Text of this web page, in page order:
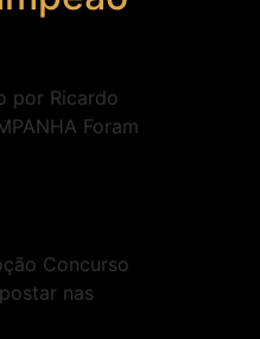
por Ricardo
Foram
Concurso
nas